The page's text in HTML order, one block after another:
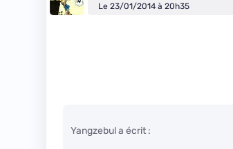
Le 23/01/2014 à 20h35
Yangzebul a écrit :